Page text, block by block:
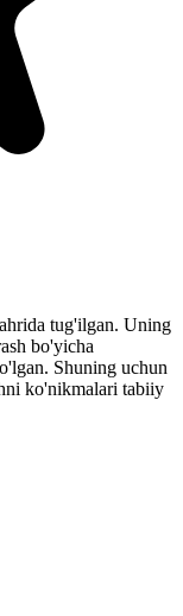
tug'ilgan. Uning
bo'yicha
Shuning uchun
ko'nikmalari tabiiy